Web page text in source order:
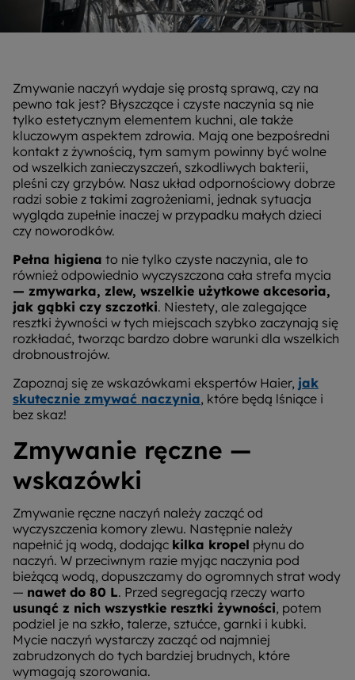
Zmywanie naczyń wydaje się prostą sprawą, czy na
pewno tak jest? Błyszczące i czyste naczynia są nie
tylko estetycznym elementem kuchni, ale także
kluczowym aspektem zdrowia. Mają one bezpośredni
kontakt z żywnością, tym samym powinny być wolne
od wszelkich zanieczyszczeń, szkodliwych bakterii,
pleśni czy grzybów. Nasz układ odpornościowy dobrze
radzi sobie z takimi zagrożeniami, jednak sytuacja
wygląda zupełnie inaczej w przypadku małych dzieci
czy noworodków.
Pełna higiena to nie tylko czyste naczynia, ale to
również odpowiednio wyczyszczona cała strefa mycia
— zmywarka, zlew, wszelkie użytkowe akcesoria,
jak gąbki czy szczotki. Niestety, ale zalegające
resztki żywności w tych miejscach szybko zaczynają się
rozkładać, tworząc bardzo dobre warunki dla wszelkich
drobnoustrojów.
Zapoznaj się ze wskazówkami ekspertów Haier, jak
skutecznie zmywać naczynia, które będą lśniące i
bez skaz!
Zmywanie ręczne —
wskazówki
Zmywanie ręczne naczyń należy zacząć od
wyczyszczenia komory zlewu. Następnie należy
napełnić ją wodą, dodając kilka kropel płynu do
naczyń. W przeciwnym razie myjąc naczynia pod
bieżącą wodą, dopuszczamy do ogromnych strat wody
— nawet do 80 L. Przed segregacją rzeczy warto
usunąć z nich wszystkie resztki żywności, potem
podziel je na szkło, talerze, sztućce, garnki i kubki.
Mycie naczyń wystarczy zacząć od najmniej
zabrudzonych do tych bardziej brudnych, które
wymagają szorowania.